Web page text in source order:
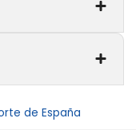
de España